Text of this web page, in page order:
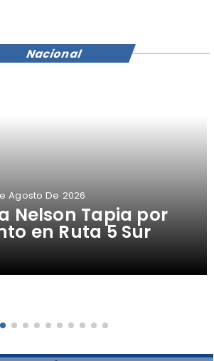
Nelson Tapia por
en Ruta 5 Sur
Agosto De 2026
Nacional